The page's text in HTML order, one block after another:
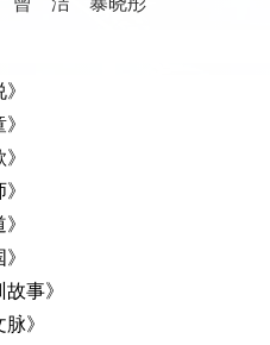
事》
》